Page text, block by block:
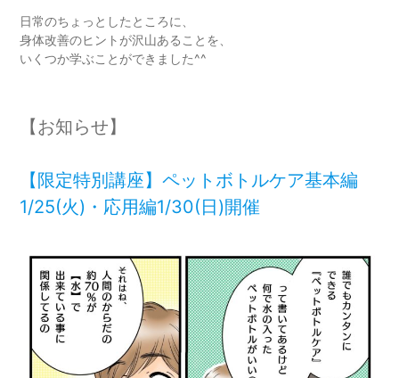
日常のちょっとしたところに、
身体改善のヒントが沢山あることを、
いくつか学ぶことができました^^
【お知らせ】
【限定特別講座】ペットボトルケア基本編
1/25(火)・応用編1/30(日)開催